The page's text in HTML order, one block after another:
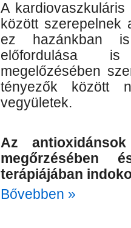
A
között szerepelnek
ez hazánkban
előfordulása is
megelőzésében
tényezők között
vegyületek.
Az
megőrzésében
terápiájában
Bővebben »